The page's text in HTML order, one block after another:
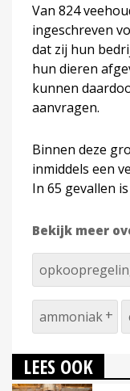
Van 824
ingeschreven
dat zij hun
hun dieren
kunnen
aanvragen.
Binnen deze
inmiddels een
In 65 gevallen
Bekijk meer
ammoniak
LEES OOK